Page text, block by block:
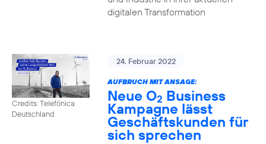
digitalen Transformation
Credits: Telefónica
Deutschland
24. Februar 2022
AUFBRUCH MIT ANSAGE:
Neue O2 Business
Kampagne lässt
Geschäftskunden für
sich sprechen